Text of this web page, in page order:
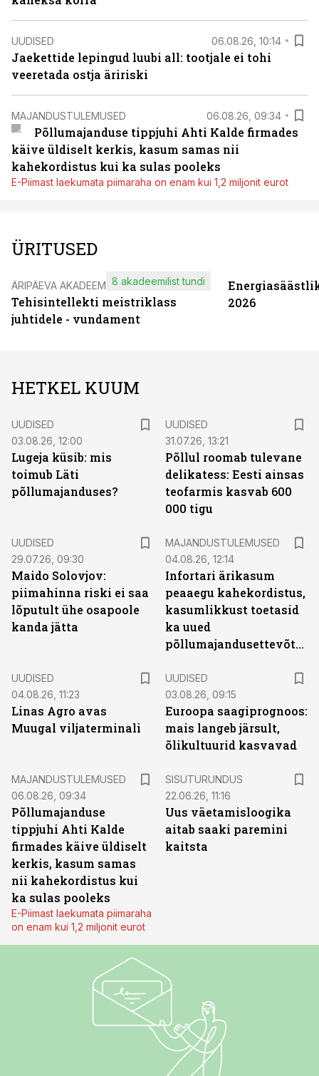
UUDISED 06.08.26, 10:14
Jaekettide lepingud luubi all: tootjale ei tohi
veeretada ostja äririski
MAJANDUSTULEMUSED 06.08.26, 09:34
Põllumajanduse tippjuhi Ahti Kalde firmades
käive üldiselt kerkis, kasum samas nii
kahekordistus kui ka sulas pooleks
E-Piimast laekumata piimaraha on enam kui 1,2 miljonit eurot
ÜRITUSED
ÄRIPÄEVA AKADEEMIA
Tehisintellekti meistriklass
juhtidele - vundament
8 akadeemilist tundi
2026
HETKEL KUUM
UUDISED
03.08.26, 12:00
Lugeja küsib: mis
toimub Läti
põllumajanduses?
UUDISED
31.07.26, 13:21
Põllul roomab tulevane
delikatess: Eesti ainsas
teofarmis kasvab 600
000 tigu
UUDISED
29.07.26, 09:30
Maido Solovjov:
piimahinna riski ei saa
lõputult ühe osapoole
kanda jätta
MAJANDUSTULEMUSED
04.08.26, 12:14
Infortari ärikasum
peaaegu kahekordistus,
kasumlikkust toetasid
ka uued
põllumajandusettevõtted
UUDISED
04.08.26, 11:23
Linas Agro avas
Muugal viljaterminali
UUDISED
03.08.26, 09:15
Euroopa saagiprognoos:
mais langeb järsult,
õlikultuurid kasvavad
MAJANDUSTULEMUSED
06.08.26, 09:34
Põllumajanduse
tippjuhi Ahti Kalde
firmades käive üldiselt
kerkis, kasum samas
nii kahekordistus kui
ka sulas pooleks
E-Piimast laekumata piimaraha
on enam kui 1,2 miljonit eurot
SISUTURUNDUS
22.06.26, 11:16
Uus väetamisloogika
aitab saaki paremini
kaitsta